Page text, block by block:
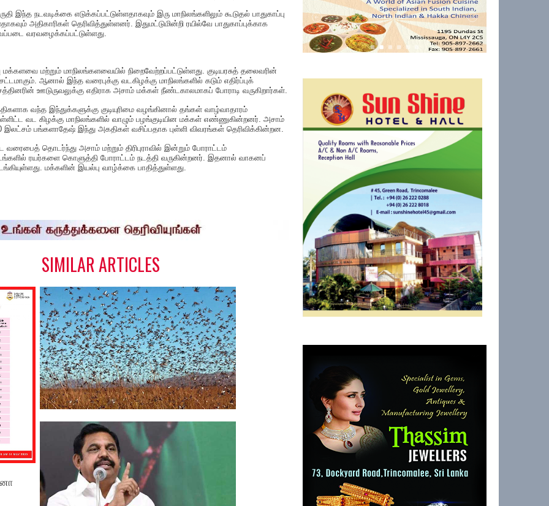
இந்த நடவடிக்கை எடுக்கப்பட்டுள்ளதாகவும் இரு மாநிலங்களிலும் கூடுதல் பாதுகாப்பு
அதிகாரிகள் தெரிவித்துள்ளனர். இதுமட்டுமின்றி ரயில்வே பாதுகாப்புக்காக
வரவழைக்கப்பட்டுள்ளது.
மக்களவை மற்றும் மாநிலங்களவையில் நிறைவேற்றப்பட்டுள்ளது. குடியரசுத் தலைவரின்
ஆனால் இந்த வரைபுக்கு வடகிழக்கு மாநிலங்களில் கடும் எதிர்ப்புக்
ஊடுருவலுக்கு எதிராக அசாம் மக்கள் நீண்டகாலமாகப் போராடி வருகிறார்கள்.
வந்த இந்துக்களுக்கு குடியுரிமை வழங்கினால் தங்கள் வாழ்வாதாரம்
வட கிழக்கு மாநிலங்களில் வாழும் பழங்குடியின மக்கள் எண்ணுகின்றனர். அசாம்
20 இலட்சம் பங்களாதேஷ் இந்து அகதிகள் வசிப்பதாக புள்ளி விவரங்கள் தெரிவிக்கின்றன.
வரைபைத் தொடர்ந்து அசாம் மற்றும் திரிபுராவில் இன்றும் போராட்டம்
ரயர்களை கொளுத்தி போராட்டம் நடத்தி வருகின்றனர். இதனால் வாகனப்
மக்களின் இயல்பு வாழ்க்கை பாதித்துள்ளது.
SIMILAR ARTICLES
வெட்டுக்கிளிகள் தாக்குதலால்
பாதிக்க...